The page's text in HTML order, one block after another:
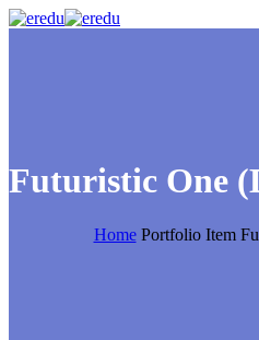
Futuristic One
Home Portfolio Item